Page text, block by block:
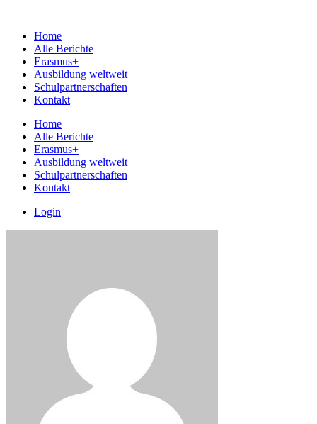
Home
Alle Berichte
Erasmus+
Ausbildung weltweit
Schulpartnerschaften
Kontakt
Home
Alle Berichte
Erasmus+
Ausbildung weltweit
Schulpartnerschaften
Kontakt
Login